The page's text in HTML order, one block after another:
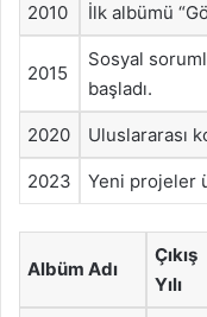
2010 İlk albümü
2015
Sosyal
başladı.
2020 Uluslararası
2023 Yeni projeler
Albüm Adı
Çıkış
Yılı